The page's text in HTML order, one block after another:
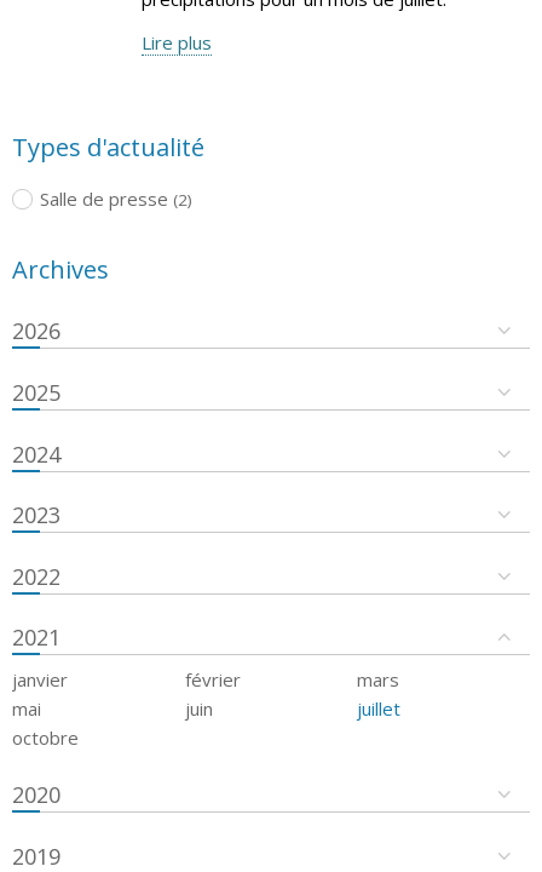
Lire plus
Types d'actualité
Salle de presse (2)
Archives
2026
2025
2024
2023
2022
2021
janvier février
mars
mai
juin
juillet
octobre
2020
2019